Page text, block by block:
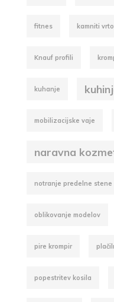
fitnes kamniti
Knauf profili
kuhanje
mobilizacijske vaje
naravna
notranje predelne stene
oblikovanje modelov
pire krompir
popestritev kosila